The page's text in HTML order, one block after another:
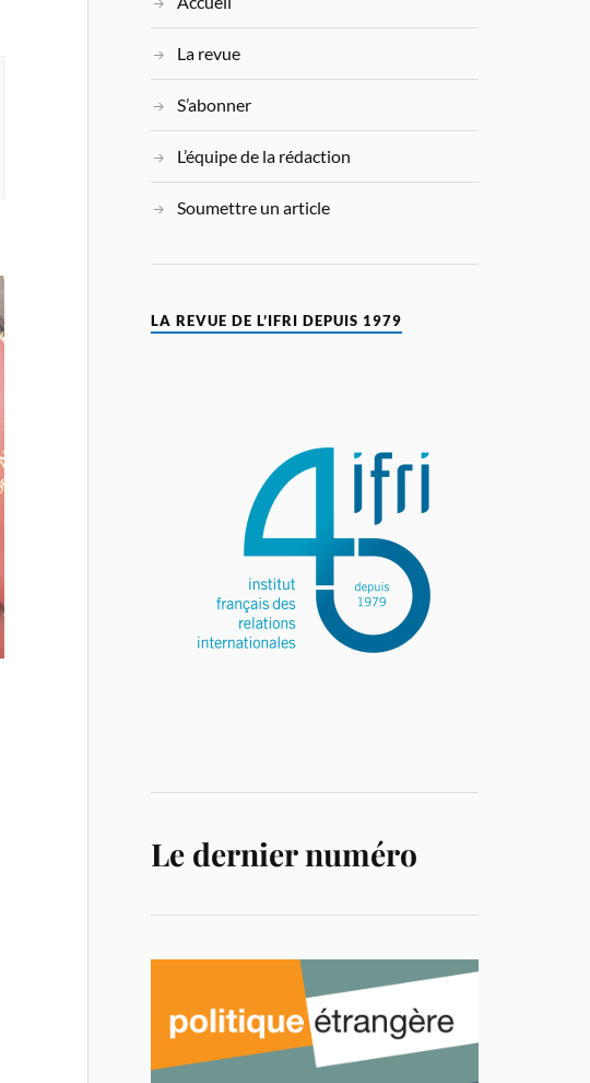
La revue
S’abonner
L’équipe de la rédaction
Soumettre un article
LA REVUE DE L’IFRI DEPUIS 1979
Le dernier numéro